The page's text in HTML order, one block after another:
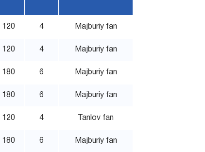
120 4 Majburiy fan
120 4 Majburiy fan
180 6 Majburiy fan
180 6 Majburiy fan
120 4 Tanlov fan
180 6 Majburiy fan